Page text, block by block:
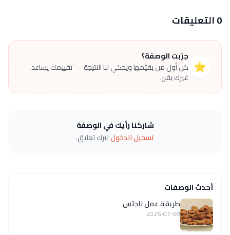
0 التعليقات
⭐
جرّبت الوصفة؟
كن أول من يقيّمها ويحكي لنا النتيجة — تقييمك يساعد
غيرك يقرر.
شاركنا رأيك في الوصفة
تسجيل الدخوللترك تعليق.
أحدث الوصفات
طريقة عمل ناجتس
2026-07-08